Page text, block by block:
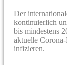
Der
kontinuierlich
bis mindestens
aktuelle
infizieren.